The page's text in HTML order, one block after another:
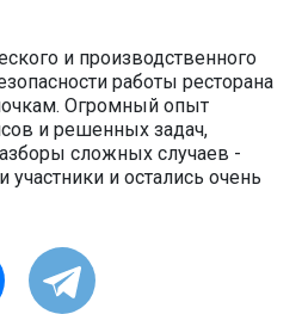
и производственного
работы ресторана
Огромный опыт
и решенных задач,
сложных случаев -
и остались очень